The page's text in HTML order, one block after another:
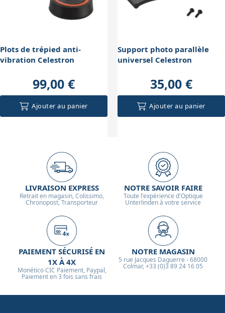
Plots de trépied anti-
vibration Celestron
99,00 €
Ajouter au panier
Support photo parallèle
universel Celestron
35,00 €
Ajouter au panier
LIVRAISON EXPRESS
Retrait en magasin, Colissimo,
Chronopost, Transporteur
NOTRE SAVOIR FAIRE
Toute l'expérience d'Optique
Unterlinden à votre service
PAIEMENT SÉCURISÉ EN
1X À 4X
Monético CIC Paiement, Paypal,
Paiement en 3 fois sans frais
NOTRE MAGASIN
5 rue Jacques Daguerre - 68000
Colmar, +33 (0)3 89 24 16 05